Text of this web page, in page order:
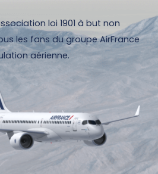
loi 1901 à but non
les fans du groupe AirFrance
aérienne.